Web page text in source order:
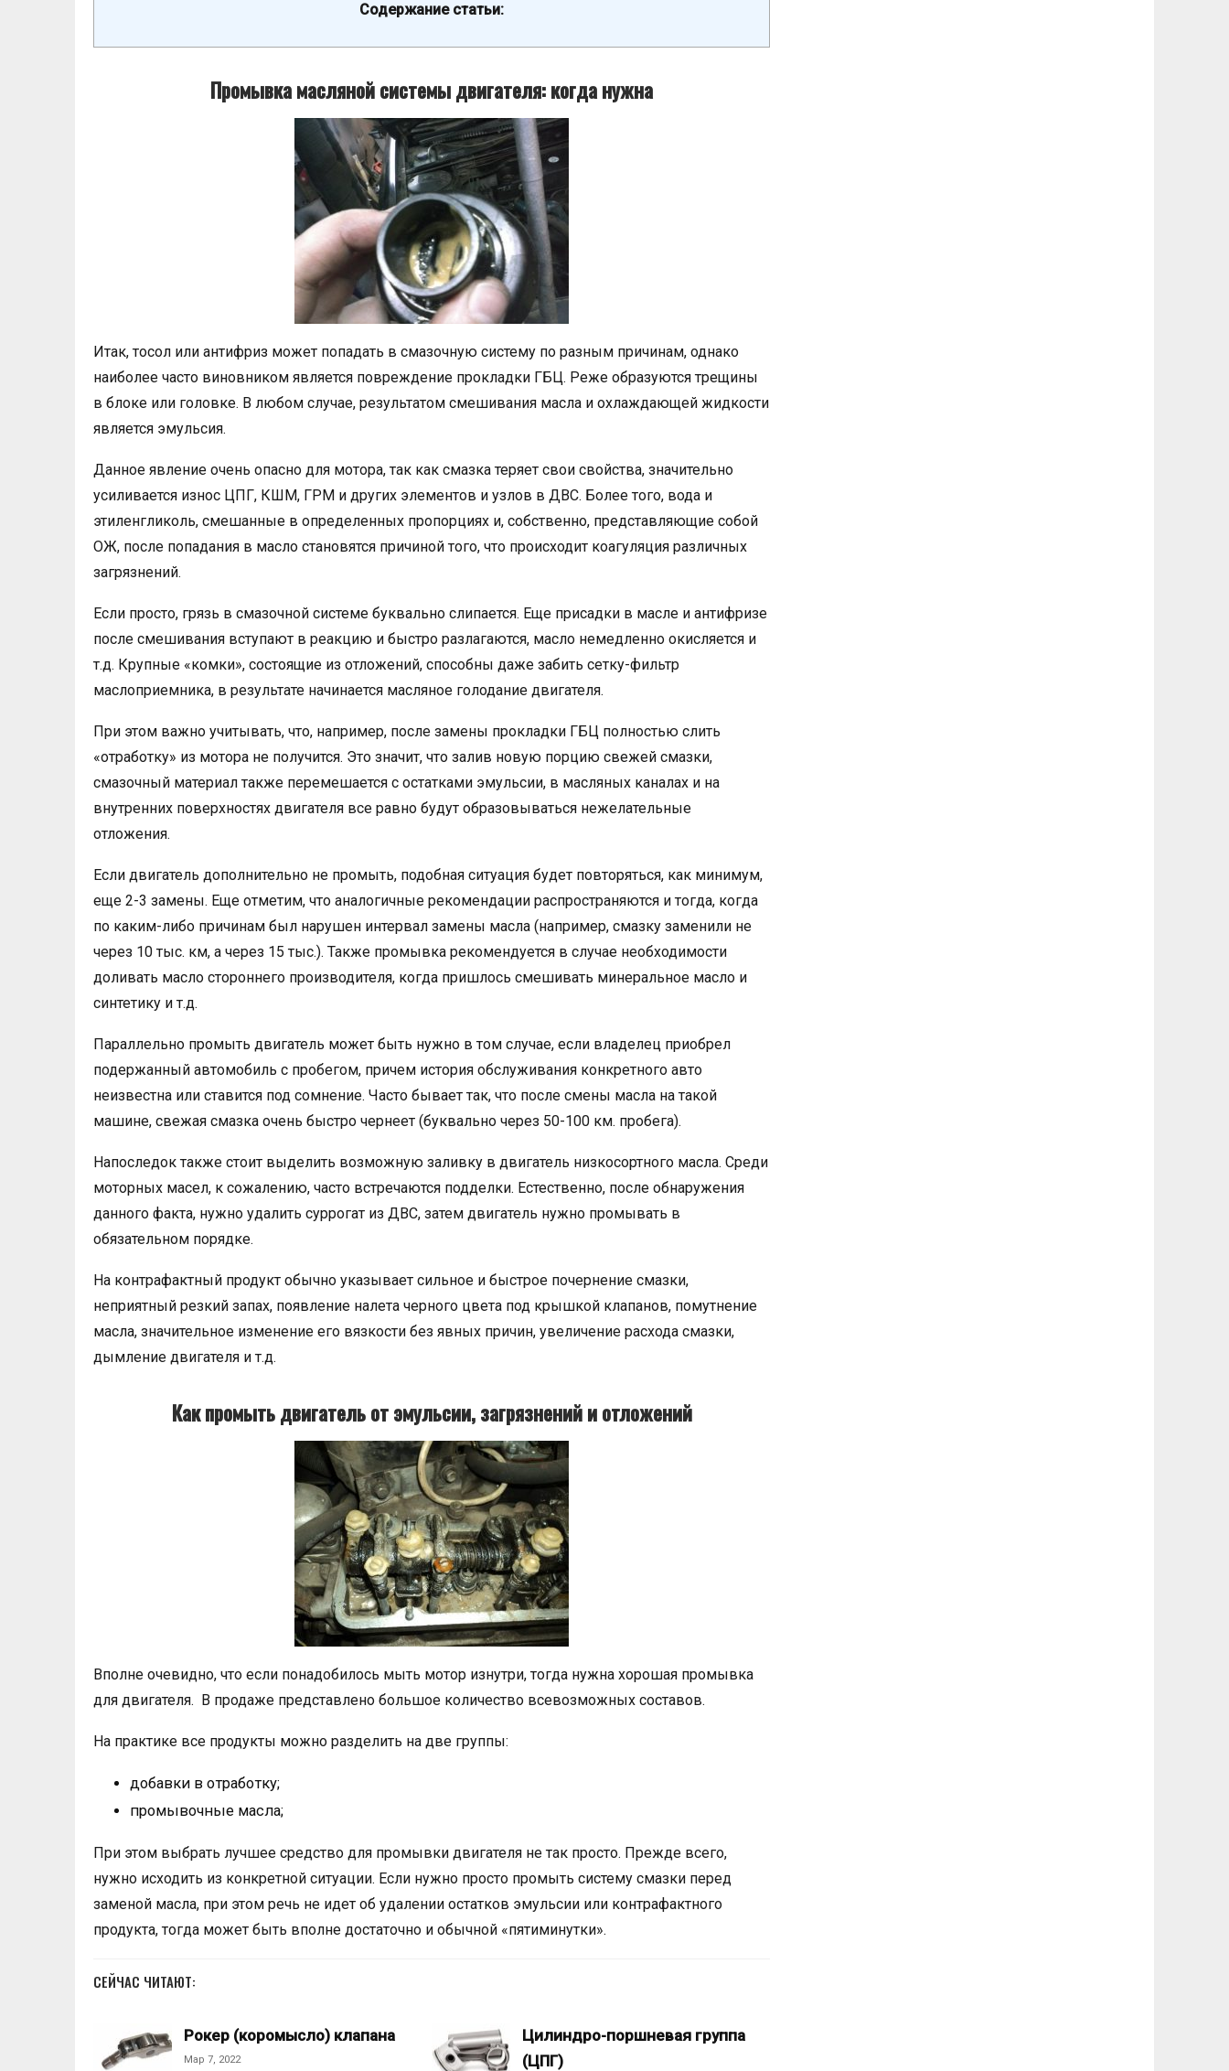
Содержание статьи:
Промывка масляной системы двигателя: когда нужна
Итак, тосол или антифриз может попадать в смазочную систему по разным причинам, однако
наиболее часто виновником является повреждение прокладки ГБЦ. Реже образуются трещины
в блоке или головке. В любом случае, результатом смешивания масла и охлаждающей жидкости
является эмульсия.
Данное явление очень опасно для мотора, так как смазка теряет свои свойства, значительно
усиливается износ ЦПГ, КШМ, ГРМ и других элементов и узлов в ДВС. Более того, вода и
этиленгликоль, смешанные в определенных пропорциях и, собственно, представляющие собой
ОЖ, после попадания в масло становятся причиной того, что происходит коагуляция различных
загрязнений.
Если просто, грязь в смазочной системе буквально слипается. Еще присадки в масле и антифризе
после смешивания вступают в реакцию и быстро разлагаются, масло немедленно окисляется и
т.д. Крупные «комки», состоящие из отложений, способны даже забить сетку-фильтр
маслоприемника, в результате начинается масляное голодание двигателя.
При этом важно учитывать, что, например, после замены прокладки ГБЦ полностью слить
«отработку» из мотора не получится. Это значит, что залив новую порцию свежей смазки,
смазочный материал также перемешается с остатками эмульсии, в масляных каналах и на
внутренних поверхностях двигателя все равно будут образовываться нежелательные
отложения.
Если двигатель дополнительно не промыть, подобная ситуация будет повторяться, как минимум,
еще 2-3 замены. Еще отметим, что аналогичные рекомендации распространяются и тогда, когда
по каким-либо причинам был нарушен интервал замены масла (например, смазку заменили не
через 10 тыс. км, а через 15 тыс.). Также промывка рекомендуется в случае необходимости
доливать масло стороннего производителя, когда пришлось смешивать минеральное масло и
синтетику и т.д.
Параллельно промыть двигатель может быть нужно в том случае, если владелец приобрел
подержанный автомобиль с пробегом, причем история обслуживания конкретного авто
неизвестна или ставится под сомнение. Часто бывает так, что после смены масла на такой
машине, свежая смазка очень быстро чернеет (буквально через 50-100 км. пробега).
Напоследок также стоит выделить возможную заливку в двигатель низкосортного масла. Среди
моторных масел, к сожалению, часто встречаются подделки. Естественно, после обнаружения
данного факта, нужно удалить суррогат из ДВС, затем двигатель нужно промывать в
обязательном порядке.
На контрафактный продукт обычно указывает сильное и быстрое почернение смазки,
неприятный резкий запах, появление налета черного цвета под крышкой клапанов, помутнение
масла, значительное изменение его вязкости без явных причин, увеличение расхода смазки,
дымление двигателя и т.д.
Как промыть двигатель от эмульсии, загрязнений и отложений
Вполне очевидно, что если понадобилось мыть мотор изнутри, тогда нужна хорошая промывка
для двигателя. В продаже представлено большое количество всевозможных составов.
На практике все продукты можно разделить на две группы:
добавки в отработку;
промывочные масла;
При этом выбрать лучшее средство для промывки двигателя не так просто. Прежде всего,
нужно исходить из конкретной ситуации. Если нужно просто промыть систему смазки перед
заменой масла, при этом речь не идет об удалении остатков эмульсии или контрафактного
продукта, тогда может быть вполне достаточно и обычной «пятиминутки».
СЕЙЧАС ЧИТАЮТ:
Рокер (коромысло) клапана
Мар 7, 2022
Цилиндро-поршневая группа
(ЦПГ)